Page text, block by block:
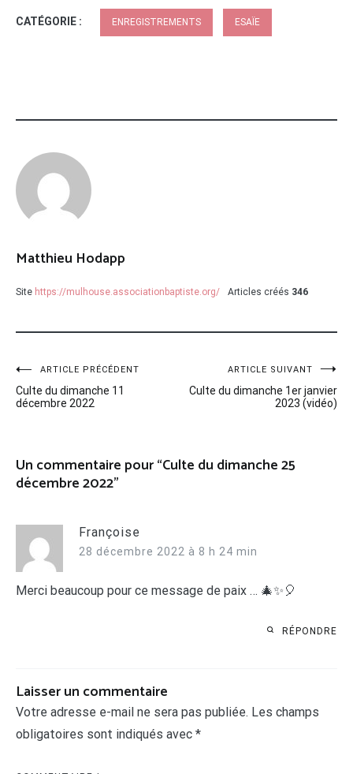
CATÉGORIE : ENREGISTREMENTS ESAÏE
Matthieu Hodapp
Site https://mulhouse.associationbaptiste.org/ Articles créés 346
Navigation
de
ARTICLE PRÉCÉDENT
Culte du dimanche 11
décembre 2022
ARTICLE SUIVANT
Culte du dimanche 1er janvier
2023 (vidéo)
Un commentaire pour “Culte du dimanche 25
décembre 2022”
Françoise
28 décembre 2022 à 8 h 24 min
Merci beaucoup pour ce message de paix … 🎄✨🎈
RÉPONDRE
Laisser un commentaire
Votre adresse e-mail ne sera pas publiée. Les champs
obligatoires sont indiqués avec *